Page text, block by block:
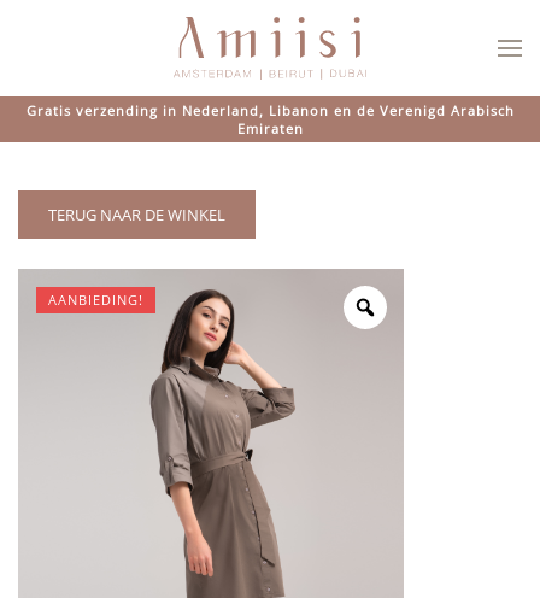
Overslaan en naar de inhoud gaan
Gratis verzending in Nederland, Libanon en de Verenigd Arabisch
Emiraten
TERUG NAAR DE WINKEL
AANBIEDING!